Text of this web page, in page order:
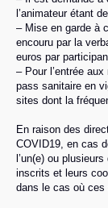
l’animateur étant
– Mise en garde à
encouru par la
euros par
– Pour l’entrée
pass sanitaire en
sites dont la
En raison des
COVID19, en cas
l’un(e) ou
inscrits et leurs
dans le cas où ces